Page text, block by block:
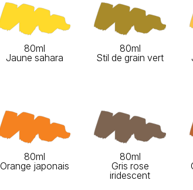
80ml
Jaune sahara
80ml
Stil de grain vert
80ml
Orange japonais
80ml
Gris rose
iridescent